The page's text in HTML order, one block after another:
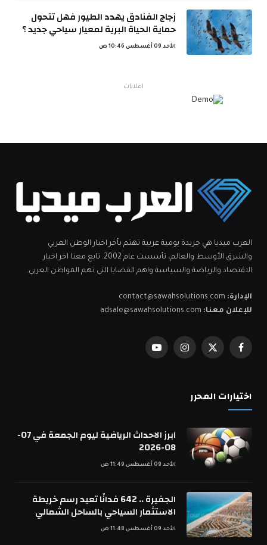
زجاج الفنادق يهدد الطيور فهل تتحول
حماية الحياة البرية لمعيار سياحي جديد ؟
الأحد 09 أغسطس 10:46 ص
اعلانات
العرب ميديا هي جريدة يومية عربية تهتم بآخر اخبار الوطن العربي
والشرق الأوسط والعالم، تأسست عام 2002. تابع معنا اخر اخبار
الاقتصاد والرياضة والسياسة واهم القضايا التي تهم المواطن العربي.
الإدارة: contact@sawahsolutions.com
للإعلان معنا: adsale@sawahsolutions.com
فيسبوكX
الانستغراميوتيوب
اختيارات المحرر
ابرز الاحداث الرياضية ليوم الجمعة في 07-
08-2026
الأحد 09 أغسطس 11:49 ص
الجفيرة .. 642 فدانًا تعيد رسم خريطة
الاستثمار السياحي بالساحل الشمالي
الأحد 09 أغسطس 11:48 ص